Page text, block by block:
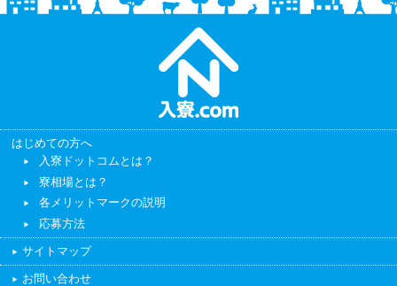
はじめての方へ
入寮ドットコムとは？
寮相場とは？
各メリットマークの説明
応募方法
サイトマップ
お問い合わせ